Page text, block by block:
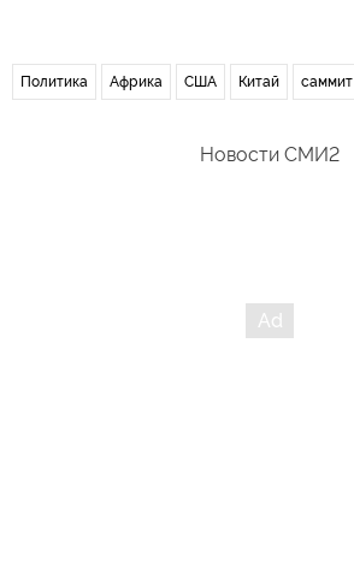
Политика Африка США Китай саммит
Новости СМИ2